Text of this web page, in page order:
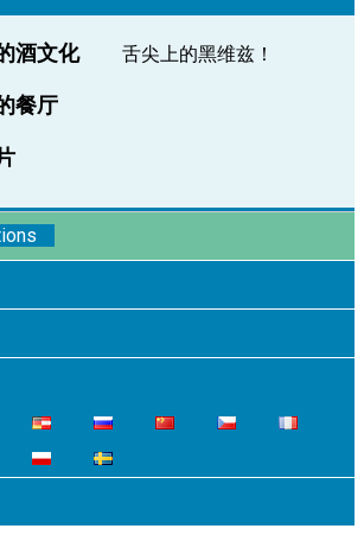
酒文化 舌尖上的黑维兹！
餐厅